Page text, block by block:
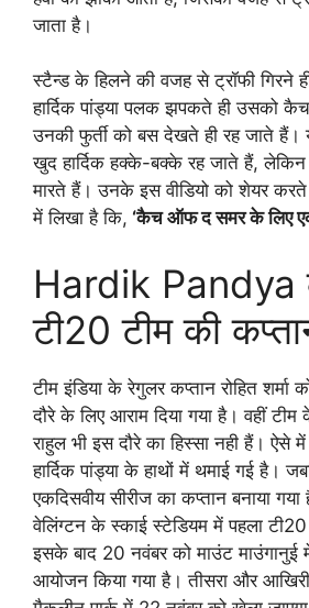
जाता है।
स्टैन्ड के हिलने की वजह से ट्रॉफी गिरने
हार्दिक पांड्या पलक झपकते ही उसको
उनकी फुर्ती को बस देखते ही रह जाते
खुद हार्दिक हक्के-बक्के रह जाते हैं, लेकिन
मारते हैं। उनके इस वीडियो को शेयर
में लिखा है कि, ‘कैच ऑफ द समर के लिए
Hardik Pandya
टी20 टीम की
टीम इंडिया के रेगुलर कप्तान रोहित
दौरे के लिए आराम दिया गया है। वहीं
राहुल भी इस दौरे का हिस्सा नही हैं। ऐसे
हार्दिक पांड्या के हाथों में थमाई गई है।
एकदिसवीय सीरीज का कप्तान बनाया
वेलिंग्टन के स्काई स्टेडियम में पहला
इसके बाद 20 नवंबर को माउंट माउंगानुई
आयोजन किया गया है। तीसरा और